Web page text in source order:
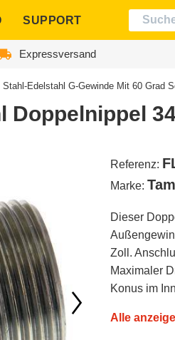
SUPPORT
Expressversand
Stahl-Edelstahl G-Gewinde Mit 60 Grad
Doppelnippel
Referenz:
Marke:
Dieser
Zoll.
Maximaler
Konus im
Alle